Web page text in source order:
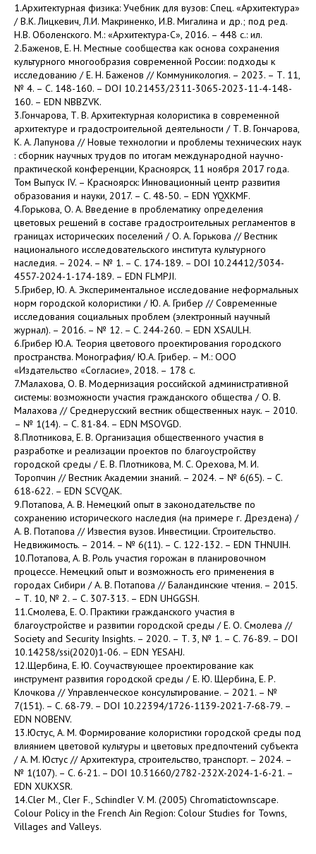
1.Архитектурная физика: Учебник для вузов: Спец. «Архитектура»
/ В.К. Лицкевич, Л.И. Макриненко, И.В. Мигалина и др.; под ред.
Н.В. Оболенского. М.: «Архитектура-С», 2016. – 448 с.: ил.
2.Баженов, Е. Н. Местные сообщества как основа сохранения
культурного многообразия современной России: подходы к
исследованию / Е. Н. Баженов // Коммуникология. – 2023. – Т. 11,
№ 4. – С. 148-160. – DOI 10.21453/2311-3065-2023-11-4-148-
160. – EDN NBBZVK.
3.Гончарова, Т. В. Архитектурная колористика в современной
архитектуре и градостроительной деятельности / Т. В. Гончарова,
К. А. Лапунова // Новые технологии и проблемы технических наук
: сборник научных трудов по итогам международной научно-
практической конференции, Красноярск, 11 ноября 2017 года.
Том Выпуск IV. – Красноярск: Инновационный центр развития
образования и науки, 2017. – С. 48-50. – EDN YQXKMF.
4.Горькова, О. А. Введение в проблематику определения
цветовых решений в составе градостроительных регламентов в
границах исторических поселений / О. А. Горькова // Вестник
национального исследовательского института культурного
наследия. – 2024. – № 1. – С. 174-189. – DOI 10.24412/3034-
4557-2024-1-174-189. – EDN FLMPJI.
5.Грибер, Ю. А. Экспериментальное исследование неформальных
норм городской колористики / Ю. А. Грибер // Современные
исследования социальных проблем (электронный научный
журнал). – 2016. – № 12. – С. 244-260. – EDN XSAULH.
6.Грибер Ю.А. Теория цветового проектирования городского
пространства. Монография/ Ю.А. Грибер. – М.: ООО
«Издательство «Согласие», 2018. – 178 с.
7.Малахова, О. В. Модернизация российской административной
системы: возможности участия гражданского общества / О. В.
Малахова // Среднерусский вестник общественных наук. – 2010.
– № 1(14). – С. 81-84. – EDN MSOVGD.
8.Плотникова, Е. В. Организация общественного участия в
разработке и реализации проектов по благоустройству
городской среды / Е. В. Плотникова, М. С. Орехова, М. И.
Торопчин // Вестник Академии знаний. – 2024. – № 6(65). – С.
618-622. – EDN SCVQAK.
9.Потапова, А. В. Немецкий опыт в законодательстве по
сохранению исторического наследия (на примере г. Дрездена) /
А. В. Потапова // Известия вузов. Инвестиции. Строительство.
Недвижимость. – 2014. – № 6(11). – С. 122-132. – EDN THNUIH.
10.Потапова, А. В. Роль участия горожан в планировочном
процессе. Немецкий опыт и возможность его применения в
городах Сибири / А. В. Потапова // Баландинские чтения. – 2015.
– Т. 10, № 2. – С. 307-313. – EDN UHGGSH.
11.Смолева, Е. О. Практики гражданского участия в
благоустройстве и развитии городской среды / Е. О. Смолева //
Society and Security Insights. – 2020. – Т. 3, № 1. – С. 76-89. – DOI
10.14258/ssi(2020)1-06. – EDN YESAHJ.
12.Щербина, Е. Ю. Соучаствующее проектирование как
инструмент развития городской среды / Е. Ю. Щербина, Е. Р.
Клочкова // Управленческое консультирование. – 2021. – №
7(151). – С. 68-79. – DOI 10.22394/1726-1139-2021-7-68-79. –
EDN NOBENV.
13.Юстус, А. М. Формирование колористики городской среды под
влиянием цветовой культуры и цветовых предпочтений субъекта
/ А. М. Юстус // Архитектура, строительство, транспорт. – 2024. –
№ 1(107). – С. 6-21. – DOI 10.31660/2782-232X-2024-1-6-21. –
EDN XUKXSR.
14.Cler M., Cler F., Schindler V. M. (2005) Chromatictownscape.
Colour Policy in the French Ain Region: Colour Studies for Towns,
Villages and Valleys.